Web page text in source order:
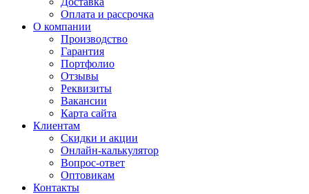
Оплата и рассрочка
О компании
Производство
Гарантия
Портфолио
Отзывы
Реквизиты
Вакансии
Карта сайта
Клиентам
Скидки и акции
Онлайн-калькулятор
Вопрос-ответ
Оптовикам
Контакты